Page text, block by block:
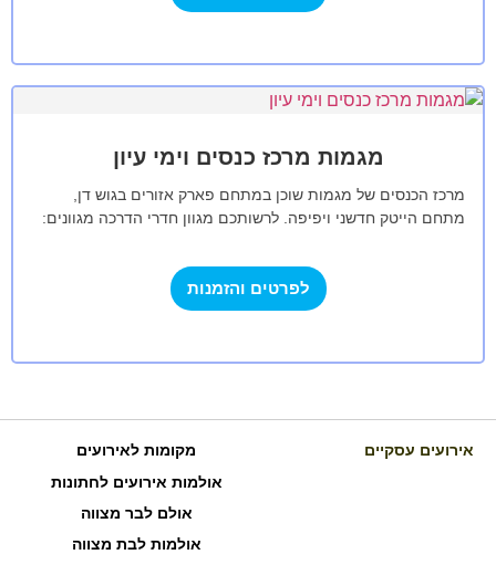
מגמות מרכז כנסים וימי עיון
מרכז הכנסים של מגמות שוכן במתחם פארק אזורים בגוש דן,
מתחם הייטק חדשני ויפיפה. לרשותכם מגוון חדרי הדרכה מגוונים:
לפרטים והזמנות
אירועים עסקיים
מקומות לאירועים
אולמות אירועים לחתונות
אולם לבר מצווה
אולמות לבת מצווה